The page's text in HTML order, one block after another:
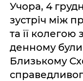
Учора, 4
зустріч між
та її
денному
Близькому